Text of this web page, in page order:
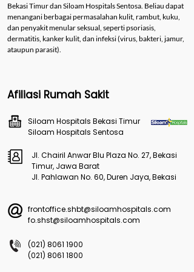
Bekasi Timur dan Siloam Hospitals Sentosa. Beliau dapat
menangani berbagai permasalahan kulit, rambut, kuku,
dan penyakit menular seksual, seperti psoriasis,
dermatitis, kanker kulit, dan infeksi (virus, bakteri, jamur,
ataupun parasit).
Afiliasi Rumah Sakit
Siloam Hospitals Bekasi Timur
Siloam Hospitals Sentosa
Jl. Chairil Anwar Blu Plaza No. 27, Bekasi
Timur, Jawa Barat
Jl. Pahlawan No. 60, Duren Jaya, Bekasi
frontoffice.shbt@siloamhospitals.com
fo.shst@siloamhospitals.com
(021) 8061 1900
(021) 8061 1800